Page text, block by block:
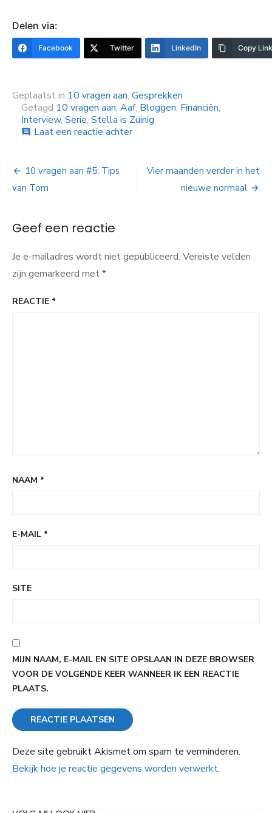
Delen via:
Facebook Twitter LinkedIn Copy Link
Geplaatst in 10 vragen aan, Gesprekken
Getagd 10 vragen aan, Aaf, Bloggen, Financiën,
Interview, Serie, Stella is Zuinig
comment Laat een reactie achterop
Bericht
navigatie
10 vragen aan #5: Tips
van Tom
Vier maanden verder in het
nieuwe normaal
Geef een reactie
Je e-mailadres wordt niet gepubliceerd. Vereiste velden
zijn gemarkeerd met*
REACTIE *
NAAM *
E-MAIL *
SITE
MIJN NAAM, E-MAIL EN SITE OPSLAAN IN DEZE BROWSER
VOOR DE VOLGENDE KEER WANNEER IK EEN REACTIE
PLAATS.
Deze site gebruikt Akismet om spam te verminderen.
Bekijk hoe je reactie gegevens worden verwerkt.